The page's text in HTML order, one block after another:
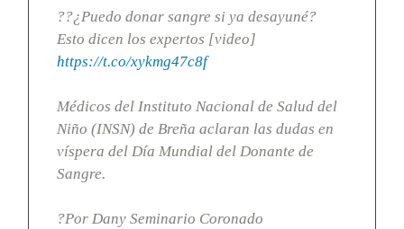
??¿Puedo donar sangre si ya desayuné?
Esto dicen los expertos [video]
https://t.co/xykmg47c8f
Médicos del Instituto Nacional de Salud del
Niño (INSN) de Breña aclaran las dudas en
víspera del Día Mundial del Donante de
Sangre.
?Por Dany Seminario Coronado